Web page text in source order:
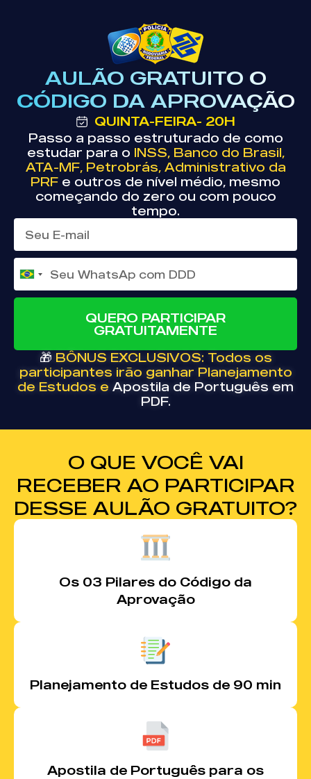
AULÃO GRATUITO O
CÓDIGO DA APROVAÇÃO
QUINTA-FEIRA- 20H
Passo a passo estruturado de como
estudar para o INSS, Banco do Brasil,
ATA-MF, Petrobrás, Administrativo da
PRF e outros de nível médio, mesmo
começando do zero ou com pouco
tempo.
Brazil +55
QUERO PARTICIPAR
GRATUITAMENTE
🎁 BÔNUS EXCLUSIVOS: Todos os
participantes irão ganhar Planejamento
de Estudos e Apostila de Português em
PDF.
O QUE VOCÊ VAI
RECEBER AO PARTICIPAR
DESSE AULÃO GRATUITO?
Os 03 Pilares do Código da
Aprovação
Planejamento de Estudos de 90 min
Apostila de Português para os